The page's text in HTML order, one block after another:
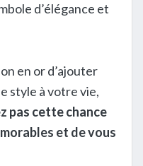
d’élégance et
en or d’ajouter
style à votre vie,
pas cette chance
et de vous